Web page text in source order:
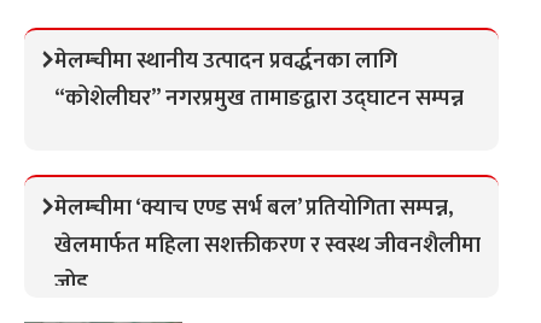
मेलम्चीमा स्थानीय उत्पादन प्रवर्द्धनका लागि
“कोशेलीघर” नगरप्रमुख तामाङद्वारा उद्घाटन सम्पन्न
मेलम्चीमा ‘क्याच एण्ड सर्भ बल’ प्रतियोगिता सम्पन्न,
खेलमार्फत महिला सशक्तीकरण र स्वस्थ जीवनशैलीमा
जोड